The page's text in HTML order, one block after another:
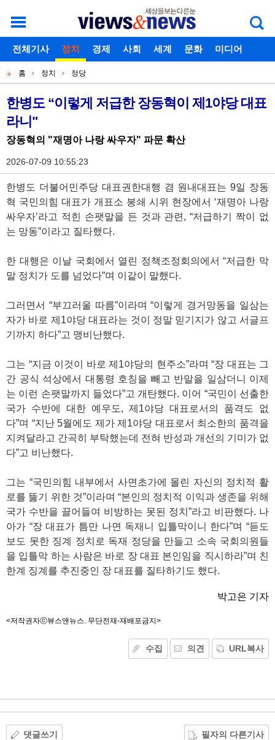
개
별
메
뉴
로그인 회원가입 아이디찾기 비밀번호찾기
주
메
뉴
전체기사 정치 경제 사회 세계 문화
미디어
현
재
위
치
홈 정치 정당
기
사
본
문
한병도 “이렇게 저급한 장동혁이 제1야당 대표
라니"
장동혁의 "재명아 나랑 싸우자" 파문 확산
2026-07-09 10:55:23
한병도 더불어민주당 대표권한대행 겸 원내대표는 9일 장동
혁 국민의힘 대표가 개표소 봉쇄 시위 현장에서 ‘재명아 나랑
싸우자’라고 적힌 손팻말을 든 것과 관련, “저급하기 짝이 없
는 망동”이라고 질타했다.
한 대행은 이날 국회에서 열린 정책조정회의에서 “저급한 막
말 정치가 도를 넘었다”며 이같이 말했다.
그러면서 “부끄러울 따름”이라며 “이렇게 경거망동을 일삼는
자가 바로 제1야당 대표라는 것이 정말 믿기지가 않고 서글프
기까지 하다”고 맹비난했다.
그는 “지금 이것이 바로 제1야당의 현주소”라며 “장 대표는 그
간 공식 석상에서 대통령 호칭을 빼고 반말을 일삼더니 이제
는 이런 손팻말까지 들었다”고 개탄했다. 이어 “국민이 선출한
국가 수반에 대한 예우도, 제1야당 대표로서의 품격도 없
다”며 “지난 5월에도 제가 제1야당 대표로서 최소한의 품격을
지켜달라고 간곡히 부탁했는데 전혀 반성과 개선의 기미가 없
다”고 비난했다.
그는 “국민의힘 내부에서 사면초가에 몰린 자신의 정치적 활
로를 뚫기 위한 것”이라며 “본인의 정치적 이익과 생존을 위해
국가 수반을 끌어들여 비방하는 못된 정치”라고 비판했다. 나
아가 “장 대표가 틈만 나면 독재니 입틀막이니 한다”며 “듣도
보도 못한 징계 정치로 독재 정당을 만들고 소속 국회의원들
을 입틀막 하는 사람은 바로 장 대표 본인임을 직시하라”며 친
한계 징계를 추진중인 장 대표를 질타하기도 했다.
박고은 기자
<저작권자ⓒ뷰스앤뉴스. 무단전재-재배포금지>
수집 의견 URL복사
댓글쓰기 필자의 다른기사